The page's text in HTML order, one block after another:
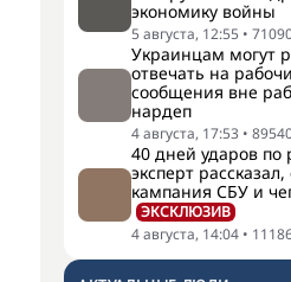
экономику войны
5 августа, 12:55 •
Украинцам могут
отвечать на
сообщения вне
нардеп
4 августа, 17:53 •
40 дней ударов по
эксперт
кампания СБУ и
ЭКСКЛЮЗИВ
4 августа, 14:04 •